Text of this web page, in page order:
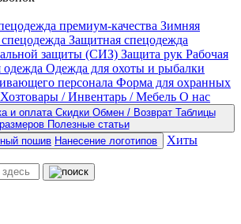
премиум-качества Зимняя
Защитная спецодежда
защиты (СИЗ) Защита рук Рабочая
Одежда для охоты и рыбалки
персонала Форма для охранных
Хозтовары / Инвентарь / Мебель О нас
и оплата Скидки Обмен / Возврат Таблицы
размеров Полезные статьи
пошив Нанесение логотипов
Хиты